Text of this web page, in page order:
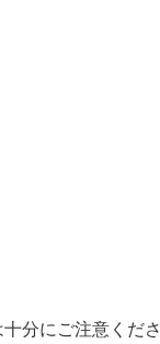
分にご注意くださ